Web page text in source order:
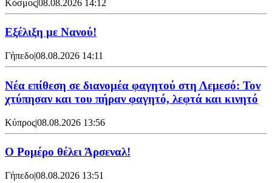
Κόσμος08.08.2026 14:12
Εξέλιξη με Νανού!
Γήπεδο|08.08.2026 14:11
Νέα επίθεση σε διανομέα φαγητού στη Λεμεσό: Τον
χτύπησαν και του πήραν φαγητό, λεφτά και κινητό
Κύπρος|08.08.2026 13:56
Ο Ρομέρο θέλει Άρσεναλ!
Γήπεδο|08.08.2026 13:51